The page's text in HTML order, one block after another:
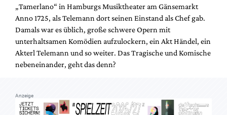
„Tamerlano“ in Hamburgs Musiktheater am Gänsemarkt
Anno 1725, als Telemann dort seinen Einstand als Chef gab.
Damals war es üblich, große schwere Opern mit
unterhaltsamen Komödien aufzulockern, ein Akt Händel, ein
Akterl Telemann und so weiter. Das Tragische und Komische
nebeneinander, geht das denn?
Anzeige